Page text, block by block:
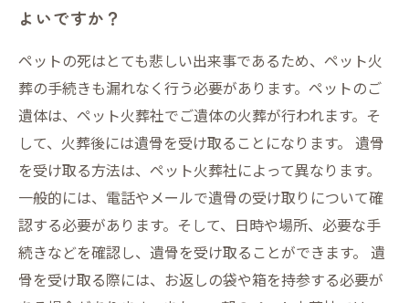
よいですか？
ペットの死はとても悲しい出来事であるため、ペット火
葬の手続きも漏れなく行う必要があります。ペットのご
遺体は、ペット火葬社でご遺体の火葬が行われます。そ
して、火葬後には遺骨を受け取ることになります。 遺骨
を受け取る方法は、ペット火葬社によって異なります。
一般的には、電話やメールで遺骨の受け取りについて確
認する必要があります。そして、日時や場所、必要な手
続きなどを確認し、遺骨を受け取ることができます。 遺
骨を受け取る際には、お返しの袋や箱を持参する必要が